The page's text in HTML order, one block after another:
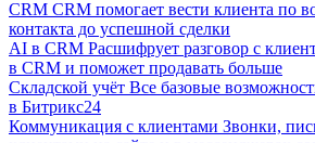
CRM CRM помогает вести клиента по
контакта до успешной сделки
AI в CRM Расшифрует разговор с
в CRM и поможет продавать больше
Складской учёт Все базовые
в Битрикс24
Коммуникация с клиентами Звонки,